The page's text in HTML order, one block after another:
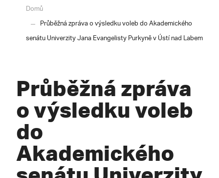
Domů
Průběžná zpráva o výsledku voleb do Akademického
senátu Univerzity Jana Evangelisty Purkyně v Ústí nad Labem
Průběžná zpráva
o výsledku voleb
do
Akademického